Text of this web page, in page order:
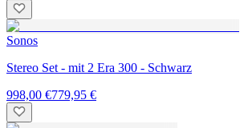
Sonos
Stereo Set - mit 2 Era 300 - Schwarz
998,00 €779,95 €